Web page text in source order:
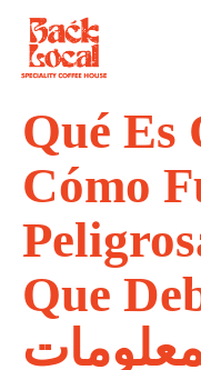
Qué Es
Cómo
Que